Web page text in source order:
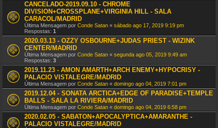
CANCELADO-2019.09.10 - CHROME
DIVISION+CROSSPLANE+VIRGINIA HILL - SALA
CARACOL/MADRID
Última Mensagem por Conde Satan « sábado ago 17, 2019 9:19 pm
Respostas: 1
2020.03.13 - OZZY OSBOURNE+JUDAS PRIEST - WIZINK
CENTER/MADRID
Última Mensagem por Conde Satan « segunda ago 05, 2019 9:49 am
Respostas: 3
2019.11.23 - AMON AMARTH+ARCH ENEMY+HYPOCRISY -
PALACIO VISTALEGRE/MADRID
Última Mensagem por Conde Satan « domingo ago 04, 2019 7:01 pm
2019.12.04 - SONATA ARCTICA+EDGE OF PARADISE+TEMPLE
BALLS - SALA LA RIVIERA/MADRID
Última Mensagem por Conde Satan « domingo ago 04, 2019 6:58 pm
2020.02.05 - SABATON+APOCALYPTICA+AMARANTHE -
PALACIO VISTALEGRE/MADRID